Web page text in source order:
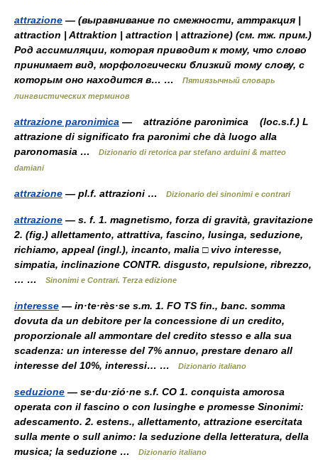
attrazione — (выравнивание по смежности, аттракция |
attraction | Attraktion | attraction | attrazione) (см. тж. прим.)
Род ассимиляции, которая приводит к тому, что слово
принимает вид, морфологически близкий тому слову, с
которым оно находится в… …
Пятиязычный словарь
лингвистических терминов
attrazione paronimica — attrazióne paronìmica (loc.s.f.) L
attrazione di significato fra paronimi che dà luogo alla
paronomasia …
Dizionario di retorica par stefano arduini & matteo
damiani
attrazione — pl.f. attrazioni … Dizionario dei sinonimi e contrari
attrazione — s. f. 1. magnetismo, forza di gravità, gravitazione
2. (fig.) allettamento, attrattiva, fascino, lusinga, seduzione,
richiamo, appeal (ingl.), incanto, malia □ vivo interesse,
simpatia, inclinazione CONTR. disgusto, repulsione, ribrezzo,
… …
Sinonimi e Contrari. Terza edizione
interesse — in·te·rès·se s.m. 1. FO TS fin., banc. somma
dovuta da un debitore per la concessione di un credito,
proporzionale all ammontare del credito stesso e alla sua
scadenza: un interesse del 7% annuo, prestare denaro all
interesse del 10%, interessi… …
Dizionario italiano
seduzione — se·du·zió·ne s.f. CO 1. conquista amorosa
operata con il fascino o con lusinghe e promesse Sinonimi:
adescamento. 2. estens., allettamento, attrazione esercitata
sulla mente o sull animo: la seduzione della letteratura, della
musica; la seduzione …
Dizionario italiano